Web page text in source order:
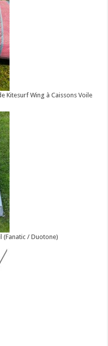
Kitesurf Wing à Caissons Voile
(Fanatic / Duotone)